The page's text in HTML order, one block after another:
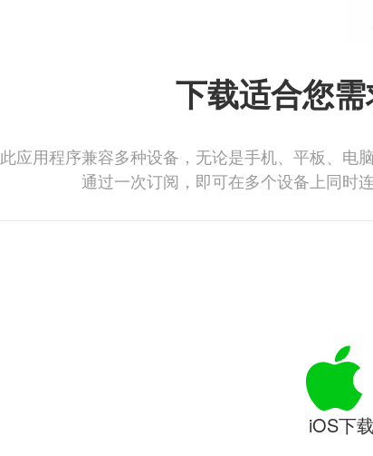
下载适合您
此应用程序兼容多种设备，无论是手机、平板、电
通过一次订阅，即可在多个设备上同时
iOS下载